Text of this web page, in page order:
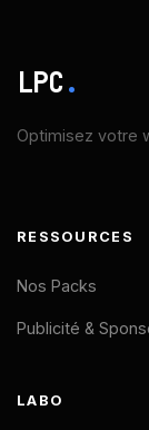
LPC.
Optimisez votre
RESSOURCES
Nos Packs
Publicité &
LABO